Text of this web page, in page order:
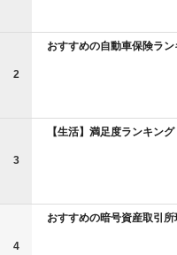
2
おすすめの自動車保険ラン
3
【生活】満足度ランキン
4
おすすめの暗号資産取引所